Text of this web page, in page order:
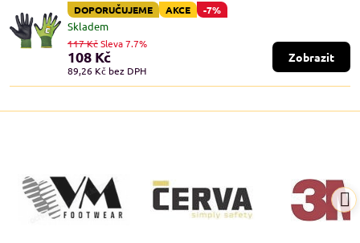
DOPORUČUJEME AKCE -7%
Skladem
108 Kč
89,26 Kč bez DPH
117 KčSleva 7.7%
Zobrazit